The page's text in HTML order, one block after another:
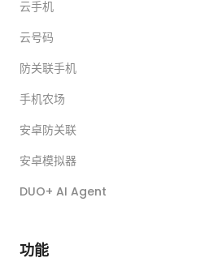
云手机
云号码
防关联手机
手机农场
安卓防关联
安卓模拟器
DUO+ AI Agent
功能